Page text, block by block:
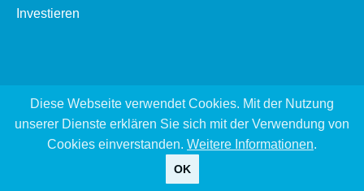
Investieren
Diese Webseite verwendet Cookies. Mit der Nutzung
unserer Dienste erklären Sie sich mit der Verwendung von
Cookies einverstanden. Weitere Informationen.
OK